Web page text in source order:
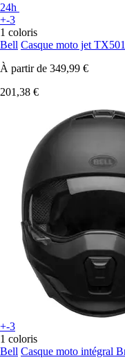
24h
+-3
1 coloris
Bell Casque moto jet TX501
À partir de 349,99 €
201,38 €
+-3
1 coloris
Bell Casque moto intégral